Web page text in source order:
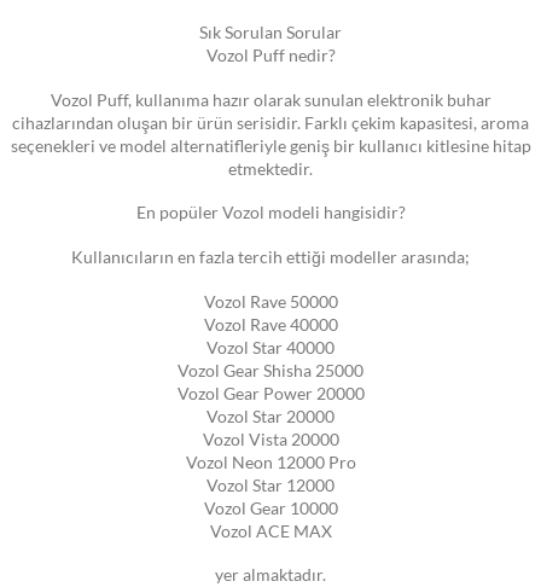
Sık Sorulan Sorular
Vozol Puff nedir?
Vozol Puff, kullanıma hazır olarak sunulan elektronik buhar
cihazlarından oluşan bir ürün serisidir. Farklı çekim kapasitesi, aroma
seçenekleri ve model alternatifleriyle geniş bir kullanıcı kitlesine hitap
etmektedir.
En popüler Vozol modeli hangisidir?
Kullanıcıların en fazla tercih ettiği modeller arasında;
Vozol Rave 50000
Vozol Rave 40000
Vozol Star 40000
Vozol Gear Shisha 25000
Vozol Gear Power 20000
Vozol Star 20000
Vozol Vista 20000
Vozol Neon 12000 Pro
Vozol Star 12000
Vozol Gear 10000
Vozol ACE MAX
yer almaktadır.